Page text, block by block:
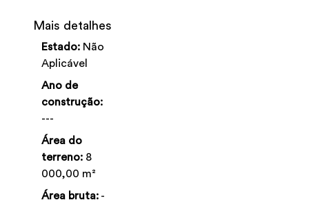
Mais detalhes
Estado: Não
Aplicável
Ano de
construção:
---
Área do
terreno: 8
000,00 m²
Área bruta: -